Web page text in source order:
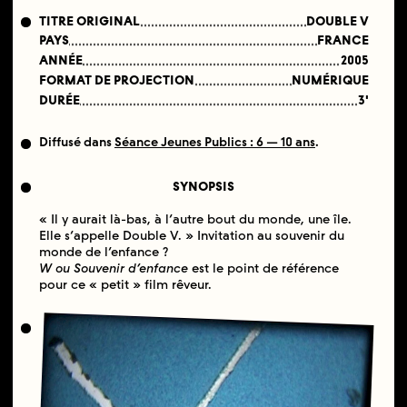
TITRE ORIGINAL
DOUBLE V
PAYS
FRANCE
ANNÉE
2005
FORMAT DE PROJECTION
NUMÉRIQUE
DURÉE
3'
Diffusé dansSéance Jeunes Publics : 6 — 10 ans.
SYNOPSIS
« Il y aurait là-bas, à l’autre bout du monde, une île.
Elle s’appelle Double V. » Invitation au souvenir du
monde de l’enfance ?
W ou Souvenir d’enfance est le point de référence
pour ce « petit » film rêveur.